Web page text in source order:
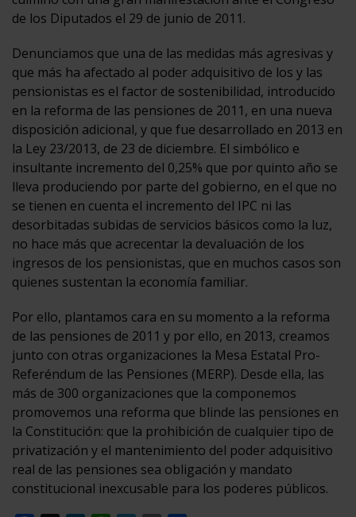
de los Diputados el 29 de junio de 2011.
Denunciamos que una de las medidas más agresivas y
que más ha afectado al poder adquisitivo de los y las
pensionistas es el factor de sostenibilidad, introducido
en la reforma de las pensiones de 2011, en una nueva
disposición adicional, y que fue desarrollado en 2013 en
la Ley 23/2013, de 23 de diciembre. El simbólico e
insultante incremento del 0,25% que por quinto año se
lleva produciendo por parte del gobierno, en el que no
se tienen en cuenta el incremento del IPC ni las
desorbitadas subidas de servicios básicos como la luz,
no hace más que acrecentar la devaluación de los
ingresos de los pensionistas, que en muchos casos son
quienes sustentan la economía familiar.
Por ello, plantamos cara en su momento a la reforma
de las pensiones de 2011 y por ello, en 2013, creamos
junto con otras organizaciones la Mesa Estatal Pro-
Referéndum de las Pensiones (MERP). Desde ella, las
más de 300 organizaciones que la componemos
promovemos una reforma que blinde las pensiones en
la Constitución: que la prohibición de cualquier tipo de
privatización y el mantenimiento del poder adquisitivo
real de las pensiones sea obligación y mandato
constitucional inexcusable para los poderes públicos.